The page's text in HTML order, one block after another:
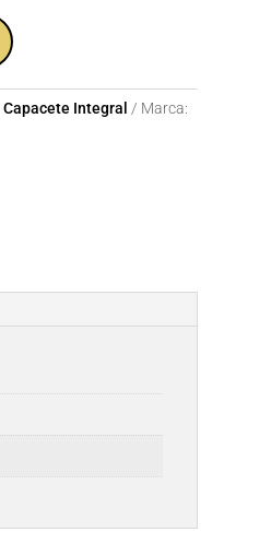
Capacete Integral
Marca: